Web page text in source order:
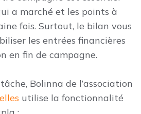
a marché et les points à
fois. Surtout, le bilan vous
les entrées financières
en fin de campagne.
Bolinna de l’association
utilise la fonctionnalité